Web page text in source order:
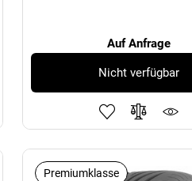
Auf Anfrage
Nicht verfügbar
Premiumklasse